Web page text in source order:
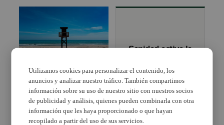
La Agencia Estatal de
Meteorología advierte
«calor extremo y
máximas de 40 grados»
el fin de semana
Sanidad activa la
en diez
comarcas de la
Comunitat
Utilizamos cookies para personalizar el contenido, los
anuncios y analizar nuestro tráfico. También compartimos
información sobre su uso de nuestro sitio con nuestros socios
de publicidad y análisis, quienes pueden combinarla con otra
información que les haya proporcionado o que hayan
recopilado a partir del uso de sus servicios.